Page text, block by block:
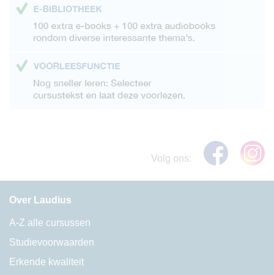
Volg ons:
Over Laudius
A-Z alle cursussen
Studievoorwaarden
Erkende kwaliteit